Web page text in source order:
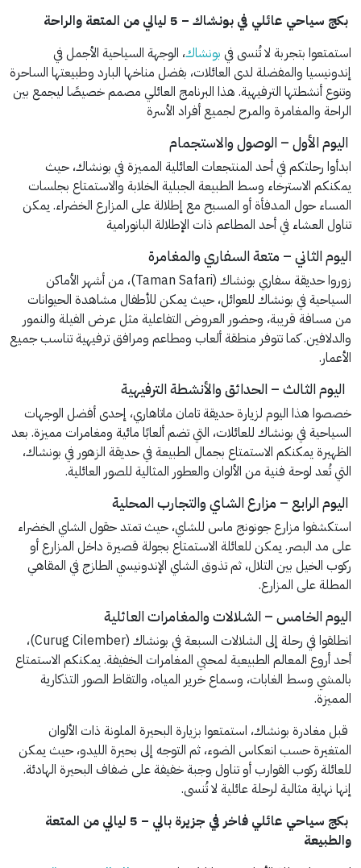
بكج سياحي عائلي في بونشاك – 5 ليالي من المتعة والراحة
استمتعوا بتجربة لا تُنسى في بونشاك، الوجهة السياحية الأجمل في
إندونيسيا والمفضلة لدى العائلات، بفضل مناخها البارد وطبيعتها الساحرة
وتنوع أنشطتها الترفيهية. هذا البرنامج العائلي مصمم خصيصًا ليجمع بين
الراحة والمغامرة والمرح لجميع أفراد الأسرة
اليوم الأول – الوصول والاستجمام
ابدأوا رحلتكم في أحد المنتجعات العائلية المميزة في بونشاك، حيث
يمكنكم الاسترخاء وسط الطبيعة الجبلية الخلابة والاستمتاع بجلسات
المساء حول المدفأة أو المسبح مع إطلالة على المزارع الخضراء. يمكن
تناول العشاء في أحد المطاعم ذات الإطلالة البانورامية
اليوم الثاني – متعة السفاري والمغامرة
زوروا حديقة سفاري بونشاك (Taman Safari)، من أشهر الأماكن
السياحية في بونشاك للعوائل، حيث يمكن للأطفال مشاهدة الحيوانات
من مسافة قريبة، وحضور العروض التفاعلية مثل عرض الفيلة والنمور
والدلافين. كما تتوفر منطقة ألعاب ومطاعم ومرافق ترفيهية تناسب جميع
الأعمار.
اليوم الثالث – الحدائق والأنشطة الترفيهية
خصصوا هذا اليوم لزيارة حديقة تامان ماتاهاري، إحدى أفضل الوجهات
السياحية في بونشاك للعائلات، التي تضم ألعابًا مائية ومغامرات مميزة. بعد
الظهيرة يمكنكم الاستمتاع بجمال الطبيعة في حديقة الزهور في بونشاك،
التي تُعد لوحة فنية من الألوان والعطور المثالية للصور العائلية.
اليوم الرابع – مزارع الشاي والتجارب المحلية
استكشفوا مزارع جونونج ماس للشاي، حيث تمتد حقول الشاي الخضراء
على مد البصر. يمكن للعائلة الاستمتاع بجولة قصيرة داخل المزارع أو
ركوب الخيل بين التلال، ثم تذوق الشاي الإندونيسي الطازج في المقاهي
المطلة على المزارع.
اليوم الخامس – الشلالات والمغامرات العائلية
انطلقوا في رحلة إلى الشلالات السبعة في بونشاك (Curug Cilember)،
أحد أروع المعالم الطبيعية لمحبي المغامرات الخفيفة. يمكنكم الاستمتاع
بالمشي وسط الغابات، وسماع خرير المياه، والتقاط الصور التذكارية
المميزة.
قبل مغادرة بونشاك، استمتعوا بزيارة البحيرة الملونة ذات الألوان
المتغيرة حسب انعكاس الضوء، ثم التوجه إلى بحيرة الليدو، حيث يمكن
للعائلة ركوب القوارب أو تناول وجبة خفيفة على ضفاف البحيرة الهادئة.
إنها نهاية مثالية لرحلة عائلية لا تُنسى.
بكج سياحي عائلي فاخر في جزيرة بالي – 5 ليالي من المتعة
والطبيعة